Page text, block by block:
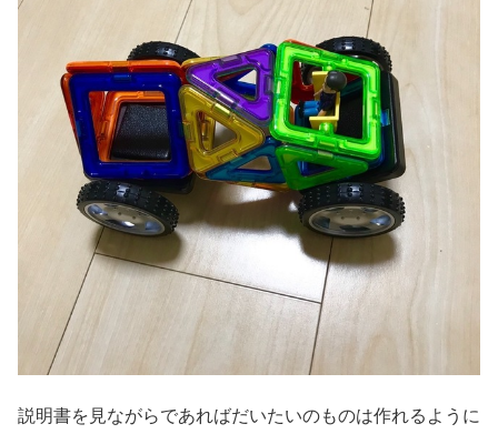
説明書を見ながらであればだいたいのものは作れるように